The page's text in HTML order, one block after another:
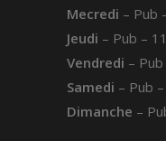
Mecredi – Pub
Jeudi – Pub –
Vendredi –
Samedi – Pub
Dimanche –